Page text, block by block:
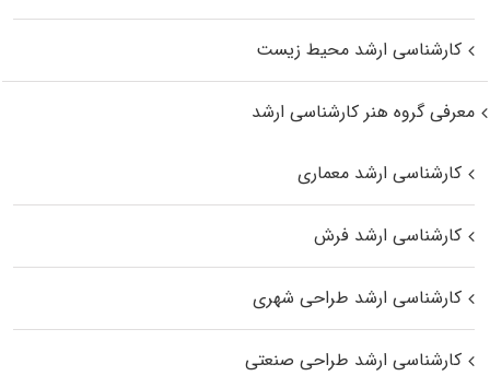
کارشناسی ارشد محیط زیست
معرفی گروه هنر کارشناسی ارشد
کارشناسی ارشد معماری
کارشناسی ارشد فرش
کارشناسی ارشد طراحی شهری
کارشناسی ارشد طراحی صنعتی